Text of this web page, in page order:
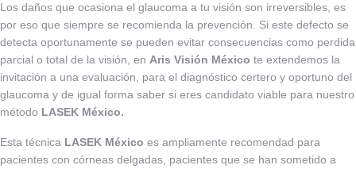
Los daños que ocasiona el glaucoma a tu visión son irreversibles, es
por eso que siempre se recomienda la prevención. Si este defecto se
detecta oportunamente se pueden evitar consecuencias como perdida
parcial o total de la visión, en Aris Visión México te extendemos la
invitación a una evaluación, para el diagnóstico certero y oportuno del
glaucoma y de igual forma saber si eres candidato viable para nuestro
método LASEK México.
Esta técnica LASEK México es ampliamente recomendad para
pacientes con córneas delgadas, pacientes que se han sometido a